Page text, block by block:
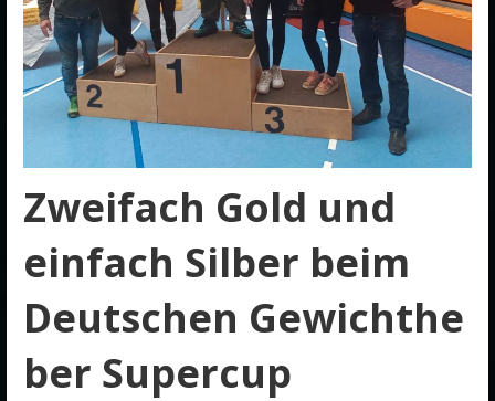
Zweifach Gold und
einfach Silber beim
Deutschen Gewichthe
ber Supercup